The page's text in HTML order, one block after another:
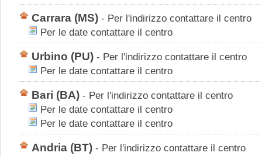
Carrara (MS) - Per l'indirizzo contattare il centro
Per le date contattare il centro
Urbino (PU) - Per l'indirizzo contattare il centro
Per le date contattare il centro
Bari (BA) - Per l'indirizzo contattare il centro
Per le date contattare il centro
Per le date contattare il centro
Andria (BT) - Per l'indirizzo contattare il centro